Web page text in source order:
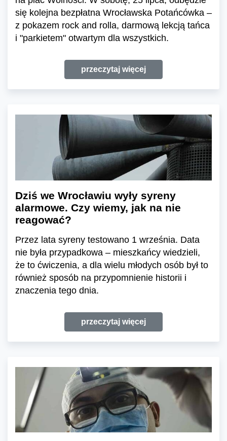
się kolejna bezpłatna Wrocławska Potańcówka –
z pokazem rock and rolla, darmową lekcją tańca
i "parkietem" otwartym dla wszystkich.
przeczytaj więcej
Dziś we Wrocławiu wyły syreny
alarmowe. Czy wiemy, jak na nie
reagować?
Przez lata syreny testowano 1 września. Data
nie była przypadkowa – mieszkańcy wiedzieli,
że to ćwiczenia, a dla wielu młodych osób był to
również sposób na przypomnienie historii i
znaczenia tego dnia.
przeczytaj więcej